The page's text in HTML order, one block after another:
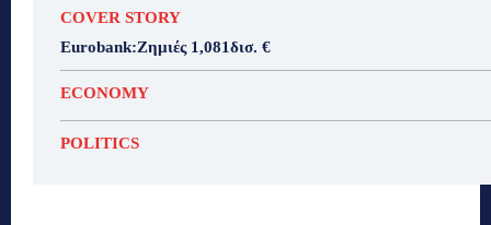
COVER STORY
Eurobank:Ζημιές 1,081δισ. €
ECONOMY
POLITICS